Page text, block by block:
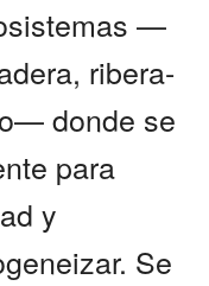
—
ribera-
donde se
para
y
Se